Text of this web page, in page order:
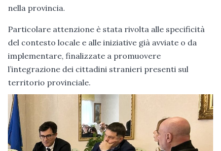
nella provincia.
Particolare attenzione è stata rivolta alle specificità
del contesto locale e alle iniziative già avviate o da
implementare, finalizzate a promuovere
l’integrazione dei cittadini stranieri presenti sul
territorio provinciale.